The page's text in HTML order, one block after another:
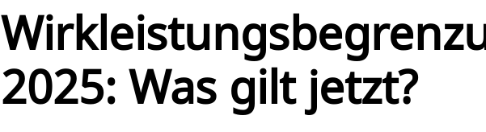
2025: Was gilt jetzt?